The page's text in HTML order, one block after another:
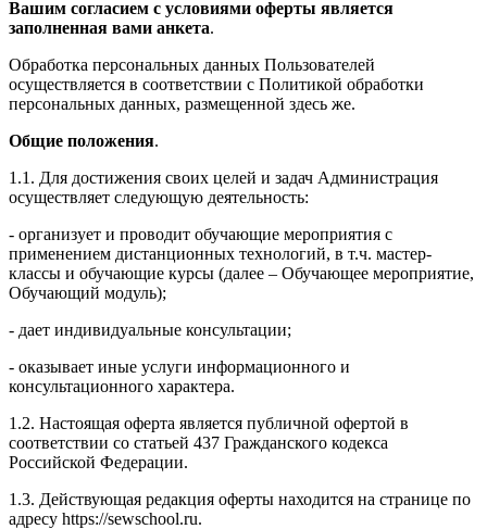
Вашим согласием с условиями оферты является
заполненная вами анкета.
Обработка персональных данных Пользователей
осуществляется в соответствии с Политикой обработки
персональных данных, размещенной здесь же.
Общие положения.
1.1. Для достижения своих целей и задач Администрация
осуществляет следующую деятельность:
- организует и проводит обучающие мероприятия с
применением дистанционных технологий, в т.ч. мастер-
классы и обучающие курсы (далее – Обучающее мероприятие,
Обучающий модуль);
- дает индивидуальные консультации;
- оказывает иные услуги информационного и
консультационного характера.
1.2. Настоящая оферта является публичной офертой в
соответствии со статьей 437 Гражданского кодекса
Российской Федерации.
1.3. Действующая редакция оферты находится на странице по
адресу https://sewschool.ru.